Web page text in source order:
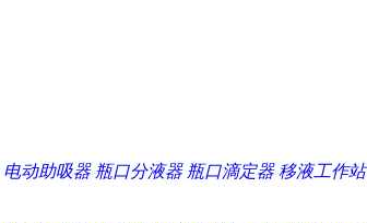
电动助吸器 瓶口分液器 瓶口滴定器 移液工作站